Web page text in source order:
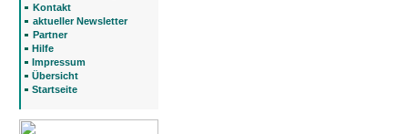
Kontakt
aktueller Newsletter
Partner
Hilfe
Impressum
Übersicht
Startseite